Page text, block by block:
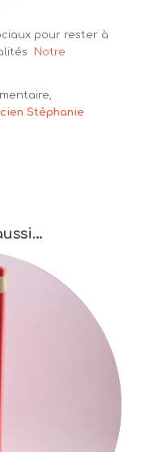
pour rester à
Notre
Stéphanie